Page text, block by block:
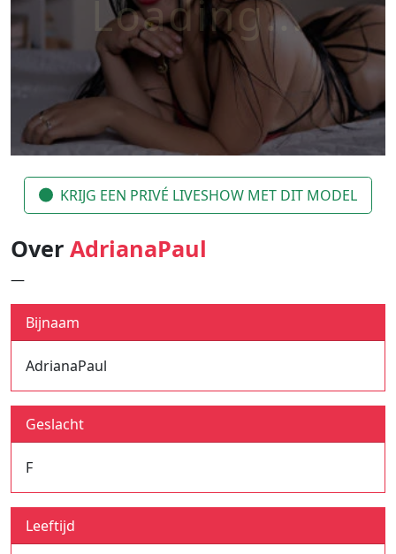
KRIJG EEN PRIVÉ LIVESHOW MET DIT MODEL
Over AdrianaPaul
—
Bijnaam
AdrianaPaul
Geslacht
F
Leeftijd